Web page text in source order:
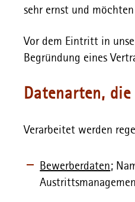
sehr ernst und
Vor dem Eintritt in
Begründung eines
Datenarten,
Verarbeitet werden
Bewerberdaten;